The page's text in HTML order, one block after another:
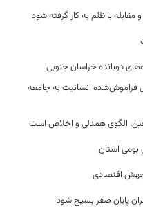
با ظلم به کار گرفته شود
فراموش‌شده انسانیت به جامعه
الگوی همدلی و اخلاص است
بومی استان
اقتصادی
پایان صفر بسیج شود